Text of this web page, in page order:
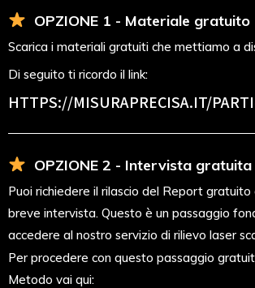
OPZIONE 1 - Materiale gratuito
Scarica i materiali gratuiti che mettiamo a
Di seguito ti ricordo il link:
HTTPS://MISURAPRECISA.IT/
OPZIONE 2 - Intervista gratuita
Puoi richiedere il rilascio del Report
breve intervista. Questo è un passaggio
accedere al nostro servizio di rilievo laser
Per procedere con questo passaggio
Metodo vai qui: